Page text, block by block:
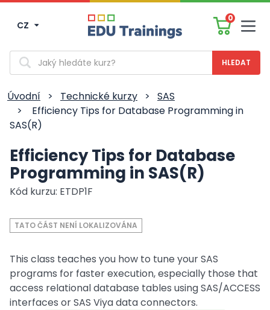
CZ
0
Vyhledávání
Úvodní > Technické kurzy >
SAS
>
Efficiency Tips for Database Programming in
SAS(R)
Efficiency Tips for Database
Programming in SAS(R)
Kód kurzu: ETDP1F
TATO ČÁST NENÍ LOKALIZOVÁNA
This class teaches you how to tune your SAS
programs for faster execution, especially those that
access relational database tables using SAS/ACCESS
interfaces or SAS Viya data connectors.